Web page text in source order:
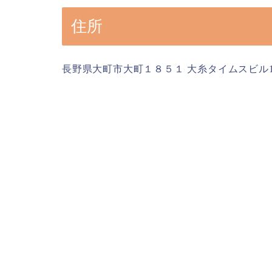
住所
長野県大町市大町１８５１ 大糸タイムスビル